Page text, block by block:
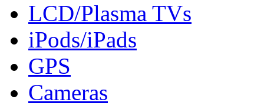
LCD/Plasma TVs
iPods/iPads
GPS
Cameras